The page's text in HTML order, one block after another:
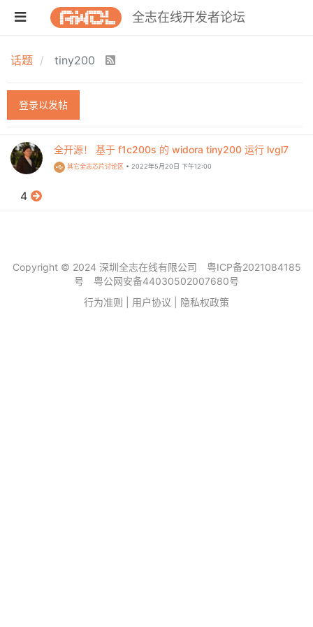
全志在线开发者论坛
话题 tiny200
登录以发帖
全开源！ 基于 f1c200s 的 widora tiny200 运行 lvgl7
其它全志芯片讨论区 • 2022年5月20日 下午12:00
4
Copyright © 2024 深圳全志在线有限公司
粤ICP备2021084185
号
粤公网安备44030502007680号
行为准则
用户协议 隐私权政策